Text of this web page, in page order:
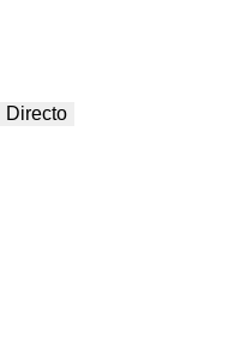
Directo